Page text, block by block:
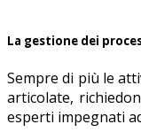
La gestione dei
Sempre di più le
articolate,
esperti impegnati